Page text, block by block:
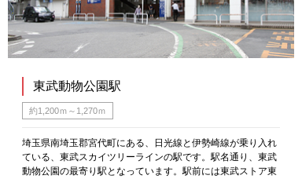
東武動物公園駅
約1,200ｍ～1,270ｍ
埼玉県南埼玉郡宮代町にある、日光線と伊勢崎線が乗り入れ
ている、東武スカイツリーラインの駅です。駅名通り、東武
動物公園の最寄り駅となっています。駅前には東武ストア東